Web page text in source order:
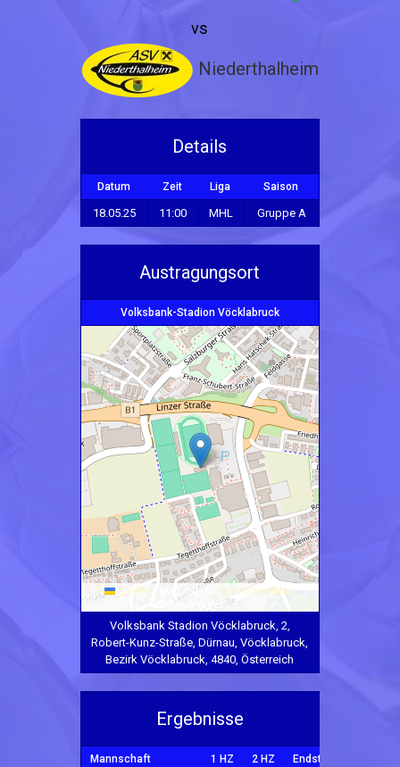
vs
Niederthalheim
Details
Datum Zeit Liga Saison
18.05.25 11:00 MHL Gruppe A
Austragungsort
Volksbank-Stadion Vöcklabruck
Leaflet Map data ©OpenStreetMap
contributors
Volksbank Stadion Vöcklabruck, 2,
Robert-Kunz-Straße, Dürnau, Vöcklabruck,
Bezirk Vöcklabruck, 4840, Österreich
Ergebnisse
Mannschaft 1 HZ 2 HZ Endstand